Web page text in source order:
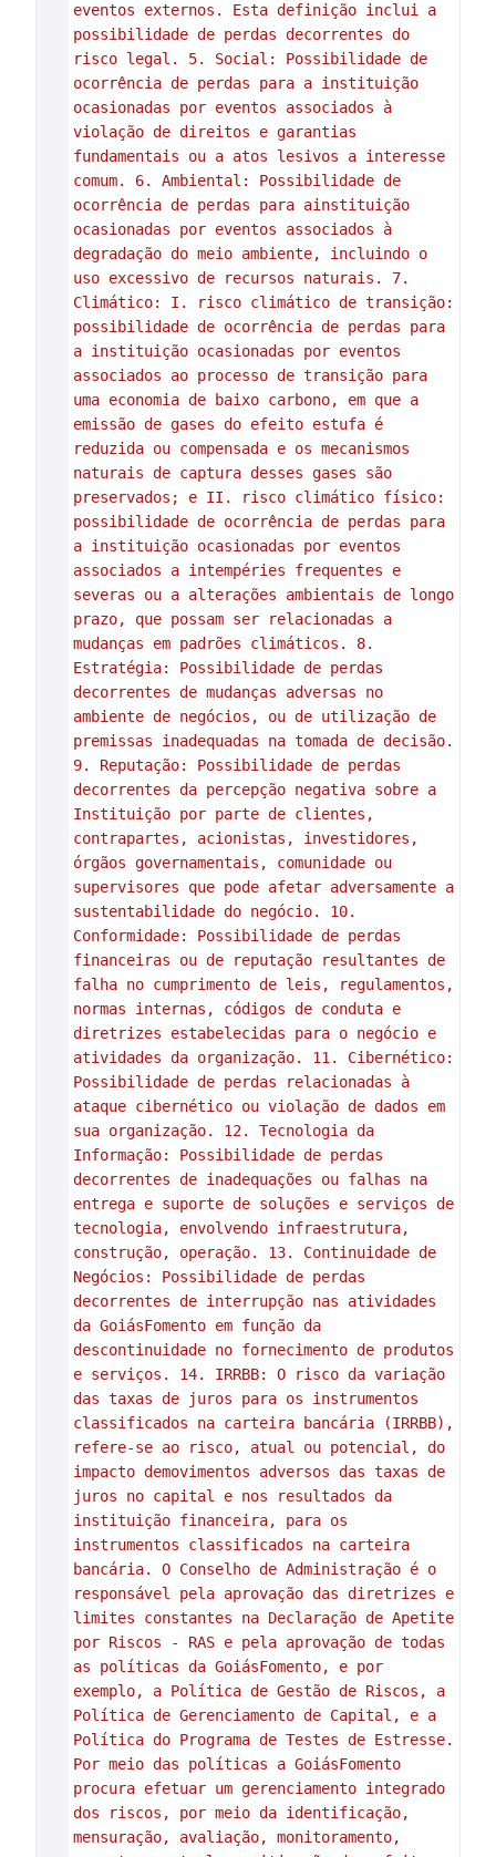
eventos externos. Esta definição inclui a
possibilidade de perdas decorrentes do
risco legal. 5. Social: Possibilidade de
ocorrência de perdas para a instituição
ocasionadas por eventos associados à
violação de direitos e garantias
fundamentais ou a atos lesivos a interesse
comum. 6. Ambiental: Possibilidade de
ocorrência de perdas para ainstituição
ocasionadas por eventos associados à
degradação do meio ambiente, incluindo o
uso excessivo de recursos naturais. 7.
Climático: I. risco climático de transição:
possibilidade de ocorrência de perdas para
a instituição ocasionadas por eventos
associados ao processo de transição para
uma economia de baixo carbono, em que a
emissão de gases do efeito estufa é
reduzida ou compensada e os mecanismos
naturais de captura desses gases são
preservados; e II. risco climático físico:
possibilidade de ocorrência de perdas para
a instituição ocasionadas por eventos
associados a intempéries frequentes e
severas ou a alterações ambientais de longo
prazo, que possam ser relacionadas a
mudanças em padrões climáticos. 8.
Estratégia: Possibilidade de perdas
decorrentes de mudanças adversas no
ambiente de negócios, ou de utilização de
premissas inadequadas na tomada de decisão.
9. Reputação: Possibilidade de perdas
decorrentes da percepção negativa sobre a
Instituição por parte de clientes,
contrapartes, acionistas, investidores,
órgãos governamentais, comunidade ou
supervisores que pode afetar adversamente a
sustentabilidade do negócio. 10.
Conformidade: Possibilidade de perdas
financeiras ou de reputação resultantes de
falha no cumprimento de leis, regulamentos,
normas internas, códigos de conduta e
diretrizes estabelecidas para o negócio e
atividades da organização. 11. Cibernético:
Possibilidade de perdas relacionadas à
ataque cibernético ou violação de dados em
sua organização. 12. Tecnologia da
Informação: Possibilidade de perdas
decorrentes de inadequações ou falhas na
entrega e suporte de soluções e serviços de
tecnologia, envolvendo infraestrutura,
construção, operação. 13. Continuidade de
Negócios: Possibilidade de perdas
decorrentes de interrupção nas atividades
da GoiásFomento em função da
descontinuidade no fornecimento de produtos
e serviços. 14. IRRBB: O risco da variação
das taxas de juros para os instrumentos
classificados na carteira bancária (IRRBB),
refere-se ao risco, atual ou potencial, do
impacto demovimentos adversos das taxas de
juros no capital e nos resultados da
instituição financeira, para os
instrumentos classificados na carteira
bancária. O Conselho de Administração é o
responsável pela aprovação das diretrizes e
limites constantes na Declaração de Apetite
por Riscos - RAS e pela aprovação de todas
as políticas da GoiásFomento, e por
exemplo, a Política de Gestão de Riscos, a
Política de Gerenciamento de Capital, e a
Política do Programa de Testes de Estresse.
Por meio das políticas a GoiásFomento
procura efetuar um gerenciamento integrado
dos riscos, por meio da identificação,
mensuração, avaliação, monitoramento,